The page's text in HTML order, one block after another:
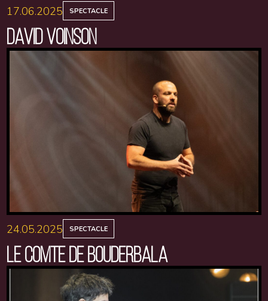
17.06.2025 SPECTACLE
DAVID VOINSON
24.05.2025 SPECTACLE
LE COMTE DE BOUDERBALA